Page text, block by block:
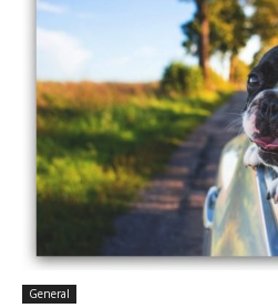
General